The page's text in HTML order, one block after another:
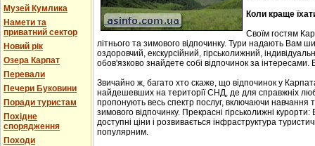
Музей Кумлика
Намети та
приватний сектор
Новий рік
Озера Карпат
Перевали
Печери Буковини
Поради туристам
Похідне
спорядження
Походи
Коли краще
Своїм гостям
літнього та зимового відпочинку. Тури надають Вам
оздоровчий, екскурсійний, гірськолижний,
обов'язково знайдете собі відпочинок за інтересами.
Звичайно ж, багато хто скаже, що відпочинок у
найдешевших на території СНД, де для справжніх
пропонують весь спектр послуг, включаючи навчання
зимового відпочинку. Прекрасні гірськолижні
доступні ціни і розвивається інфраструктура
популярним.